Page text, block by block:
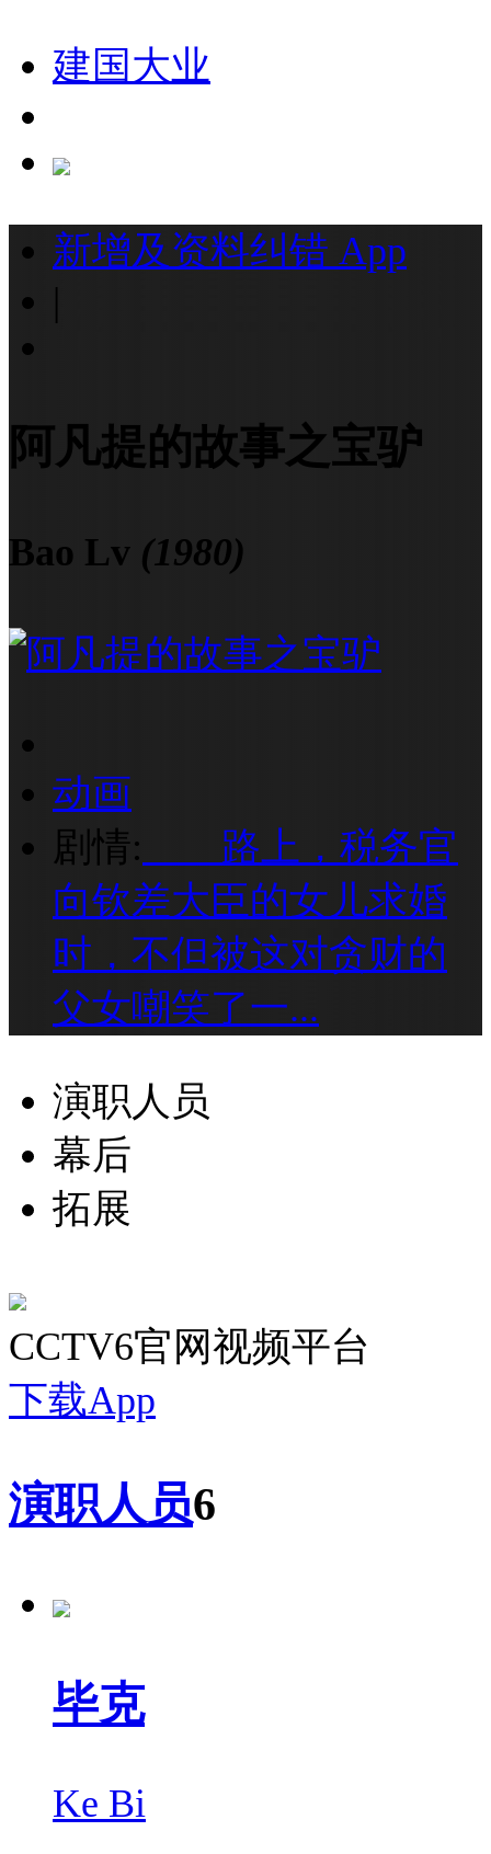
建国大业
新增及资料纠错 App
|
阿凡提的故事之宝驴
Bao Lv (1980)
动画
剧情: 路上，税务官
向钦差大臣的女儿求婚
时，不但被这对贪财的
父女嘲笑了一...
演职人员
幕后
拓展
CCTV6官网视频平台
下载App
演职人员6
毕克
Ke Bi